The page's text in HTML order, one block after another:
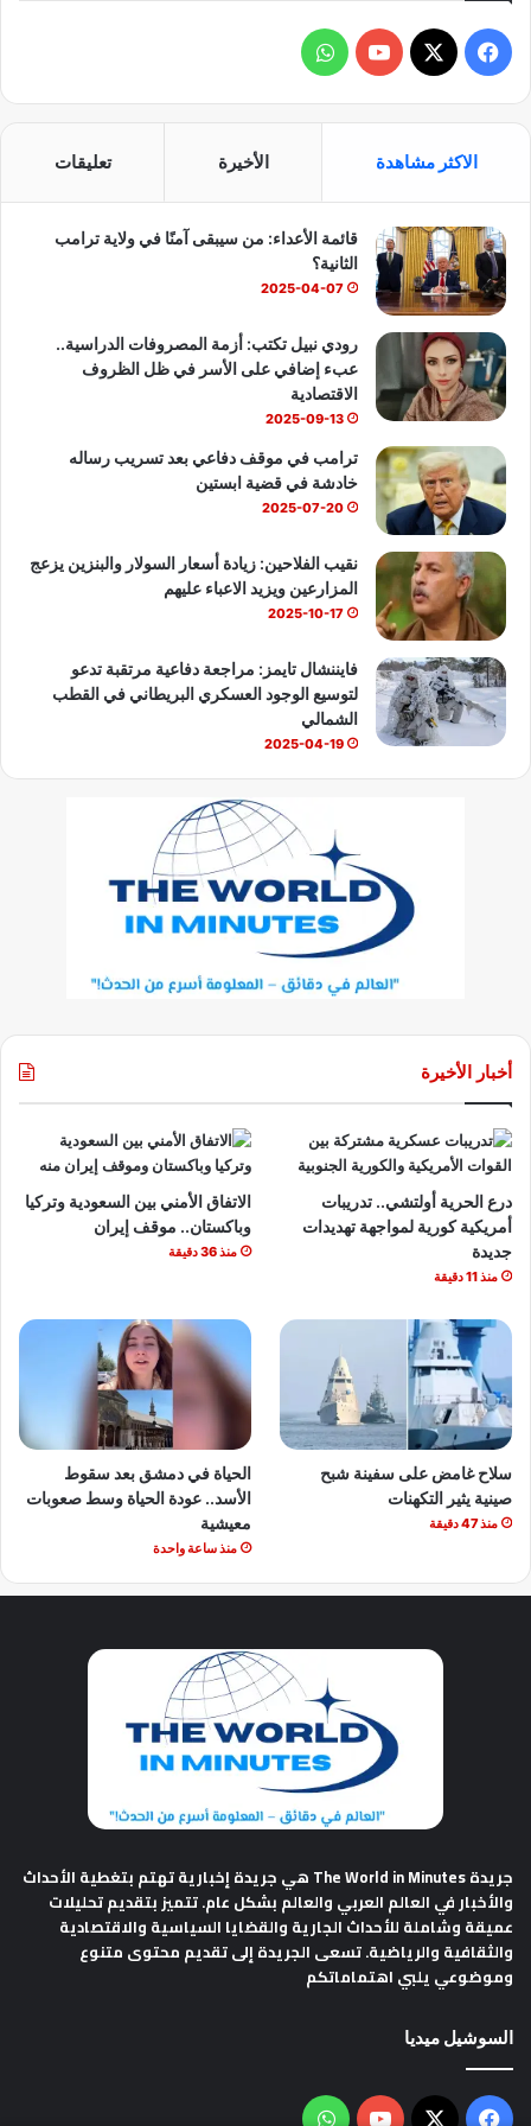
ي
و
ك
X
Y
T
u
e
ا
ا
ب
الاكثر مشاهدة الأخيرة تعليقات
قائمة الأعداء: من سيبقى آمنًا في ولاية ترامب
الثانية؟
2025-04-07
رودي نبيل تكتب: أزمة المصروفات الدراسية..
عبء إضافي على الأسر في ظل الظروف
الاقتصادية
2025-09-13
ترامب في موقف دفاعي بعد تسريب رساله
خادشة في قضية ابستين
2025-07-20
نقيب الفلاحين: زيادة أسعار السولار والبنزين يزعج
المزارعين ويزيد الاعباء عليهم
2025-10-17
فايننشال تايمز: مراجعة دفاعية مرتقبة تدعو
لتوسيع الوجود العسكري البريطاني في القطب
الشمالي
2025-04-19
أخبار الأخيرة
درع الحرية أولتشي.. تدريبات
أمريكية كورية لمواجهة تهديدات
جديدة
منذ 11 دقيقة
الاتفاق الأمني بين السعودية وتركيا
وباكستان.. موقف إيران
منذ 36 دقيقة
سلاح غامض على سفينة شبح
صينية يثير التكهنات
منذ 47 دقيقة
الحياة في دمشق بعد سقوط
الأسد.. عودة الحياة وسط صعوبات
معيشية
منذ ساعة واحدة
جريدة The World in Minutes
هي جريدة إخبارية تهتم بتغطية الأحداث
والأخبار في العالم العربي والعالم بشكل عام. تتميز بتقديم تحليلات
عميقة وشاملة للأحداث الجارية والقضايا السياسية والاقتصادية
والثقافية والرياضية. تسعى الجريدة إلى تقديم محتوى متنوع
وموضوعي يلبي اهتماماتكم
السوشيل ميديا
فيسبوك
‫X
‫YouTubeواتساب